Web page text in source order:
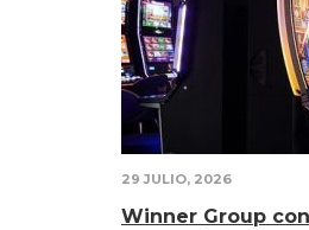
29 JULIO, 2026
Winner Group